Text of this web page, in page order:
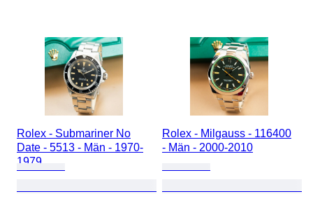
Rolex - Submariner No
Date - 5513 - Män - 1970-
1979
Rolex - Milgauss - 116400
- Män - 2000-2010